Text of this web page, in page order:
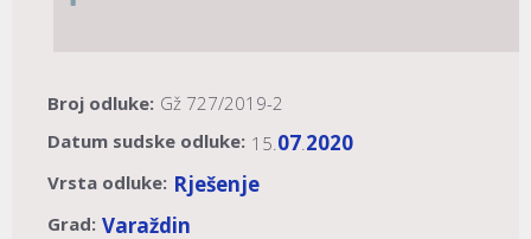
Broj odluke: Gž 727/2019-2
Datum sudske odluke: 15.07.2020
Vrsta odluke: Rješenje
Grad: Varaždin